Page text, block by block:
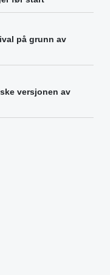
på grunn av
versjonen av